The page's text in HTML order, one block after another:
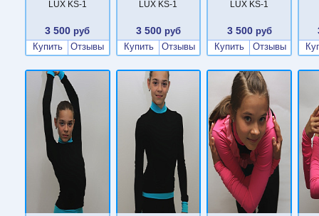
LUX KS-1
3 500 руб
Купить
Отзывы
LUX KS-1
3 500 руб
Купить
Отзывы
LUX KS-1
3 500руб
Купить
Отзывы